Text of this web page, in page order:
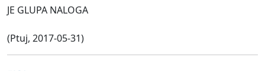
JE GLUPA NALOGA
(Ptuj, 2017-05-31)